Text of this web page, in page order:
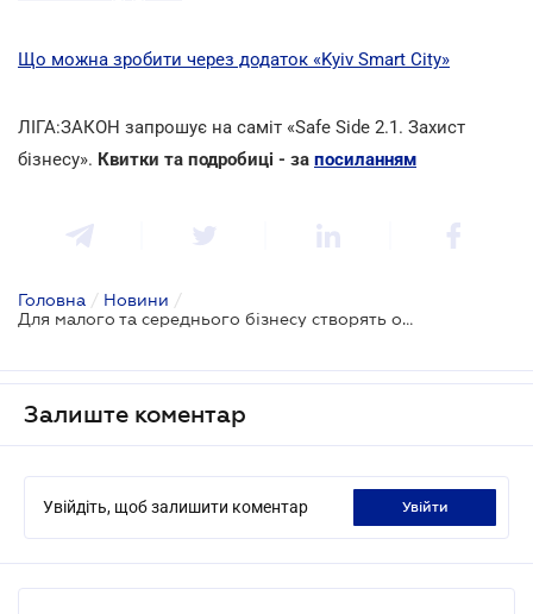
Що можна зробити через додаток «Kyiv Smart City»
ЛІГА:ЗАКОН запрошує на саміт «Safe Side 2.1. Захист
бізнесу». Квитки та подробиці - за посиланням
Головна / Новини /
Для малого та середнього бізнесу створять онлайн-платформу для консультацій
Залиште коментар
Увійдіть, щоб залишити коментар увійти